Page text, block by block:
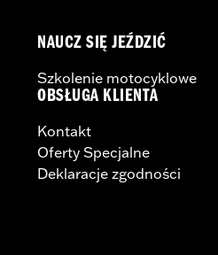
NAUCZ SIĘ JEŹDZIĆ
Szkolenie motocyklowe
OBSŁUGA KLIENTA
Kontakt
Oferty Specjalne
Deklaracje zgodności